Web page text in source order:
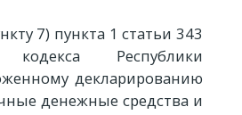
7) пункта 1 статьи 343
кодекса Республики
декларированию
денежные средства и